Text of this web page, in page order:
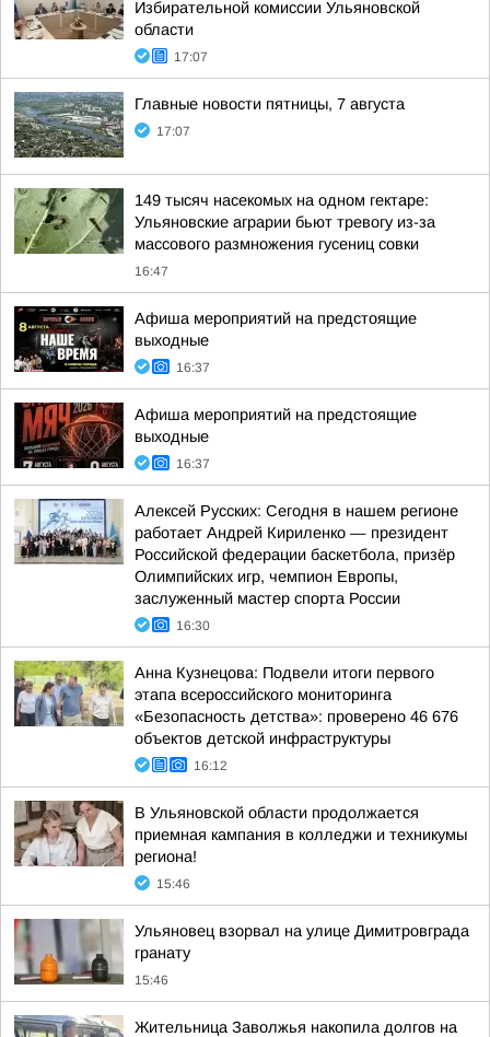
Избирательной комиссии Ульяновской
области
17:07
Главные новости пятницы, 7 августа
17:07
149 тысяч насекомых на одном гектаре:
Ульяновские аграрии бьют тревогу из-за
массового размножения гусениц совки
16:47
Афиша мероприятий на предстоящие
выходные
16:37
Афиша мероприятий на предстоящие
выходные
16:37
Алексей Русских: Сегодня в нашем регионе
работает Андрей Кириленко — президент
Российской федерации баскетбола, призёр
Олимпийских игр, чемпион Европы,
заслуженный мастер спорта России
16:30
Анна Кузнецова: Подвели итоги первого
этапа всероссийского мониторинга
«Безопасность детства»: проверено 46 676
объектов детской инфраструктуры
16:12
В Ульяновской области продолжается
приемная кампания в колледжи и техникумы
региона!
15:46
Ульяновец взорвал на улице Димитровграда
гранату
15:46
Жительница Заволжья накопила долгов на